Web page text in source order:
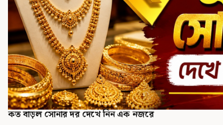
কত বাড়ল সোনার দর দেখে নিন এক নজরে